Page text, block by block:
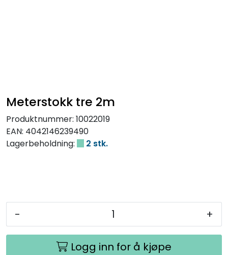
Meterstokk tre 2m
Produktnummer: 10022019
EAN: 4042146239490
Lagerbeholdning:
2 stk.
- +
Logg inn for å kjøpe